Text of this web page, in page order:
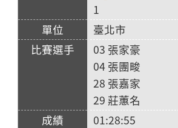
1
臺北市
03 張家豪
04 張團畯
28 張嘉家
29 莊蕙名
01:28:55